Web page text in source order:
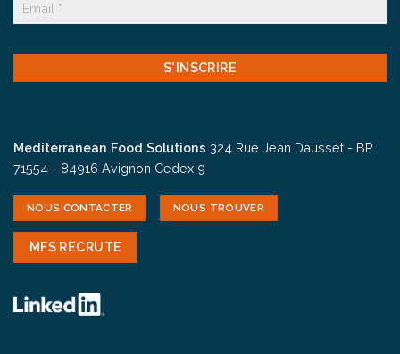
mail
CAPTCHA
Mediterranean Food Solutions 324 Rue Jean Dausset - BP
71554 - 84916 Avignon Cedex 9
NOUS CONTACTER NOUS TROUVER
MFS RECRUTE